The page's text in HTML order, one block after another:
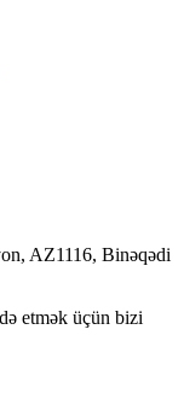
AZ1116, Binəqədi
etmək üçün bizi